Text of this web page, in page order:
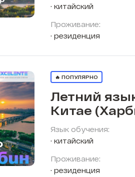
китайский
Проживание:
резиденция
🔥 ПОПУЛЯРНО
Летний
Китае
Язык обучения:
китайский
Проживание:
резиденция